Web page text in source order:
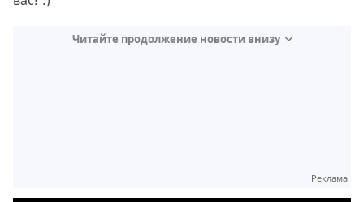
Читайте продолжение новости внизу
Реклама